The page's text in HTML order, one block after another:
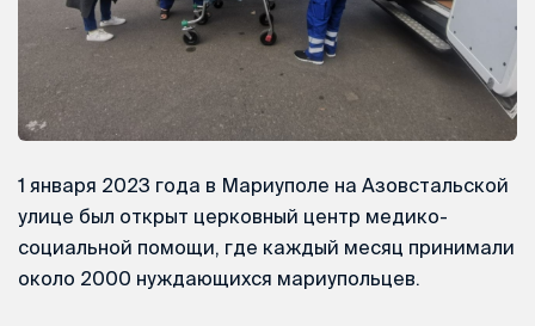
1 января 2023 года в Мариуполе на Азовстальской
улице был открыт церковный центр медико-
социальной помощи, где каждый месяц принимали
около 2000 нуждающихся мариупольцев.